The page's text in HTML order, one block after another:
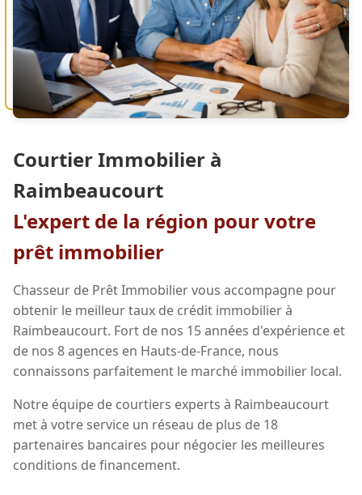
Courtier Immobilier à
Raimbeaucourt
L'expert de la région pour votre
prêt immobilier
Chasseur de Prêt Immobilier vous accompagne pour
obtenir le meilleur taux de crédit immobilier à
Raimbeaucourt. Fort de nos 15 années d'expérience et
de nos 8 agences en Hauts-de-France, nous
connaissons parfaitement le marché immobilier local.
Notre équipe de courtiers experts à Raimbeaucourt
met à votre service un réseau de plus de 18
partenaires bancaires pour négocier les meilleures
conditions de financement.